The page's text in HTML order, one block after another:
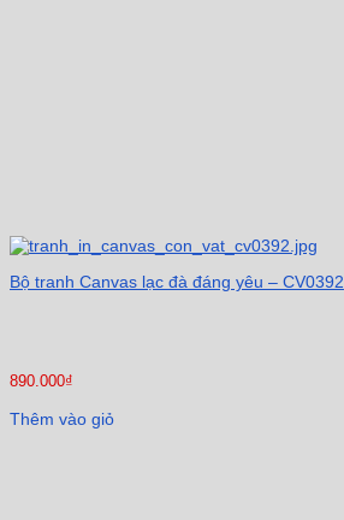
Bộ tranh Canvas lạc đà đáng yêu – CV0392
890.000₫
Thêm vào giỏ